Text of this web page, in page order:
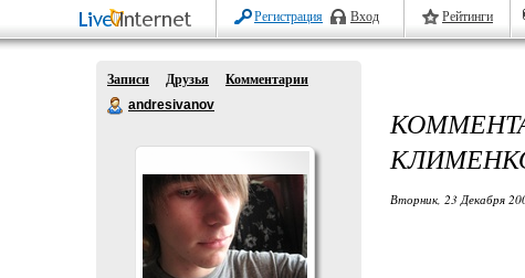
Регистрация Вход Рейтинги
Записи Друзья
Комментарии
andresivanov
Вторник, 23 Декабря